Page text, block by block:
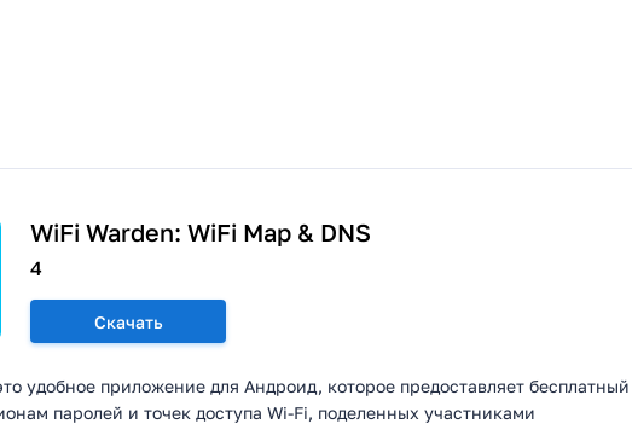
WiFi Warden: WiFi Map & DNS
4
Скачать
удобное приложение для Андроид, которое предоставляет бесплатный
паролей и точек доступа Wi-Fi, поделенных участниками